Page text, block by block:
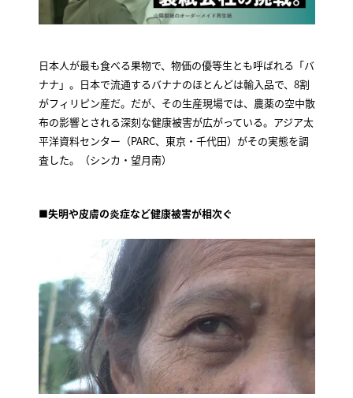
日本人が最も食べる果物で、物価の優等生とも呼ばれる「バ
ナナ」。日本で流通するバナナのほとんどは輸入品で、8割
がフィリピン産だ。だが、その生産現場では、農薬の空中散
布の影響とされる深刻な健康被害が広がっている。アジア太
平洋資料センター（PARC、東京・千代田）がその実態を調
査した。（シンカ・望月南）
■失明や皮膚の炎症など健康被害が相次ぐ